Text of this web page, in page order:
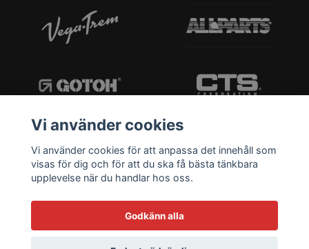
Vi använder cookies
Vi använder cookies för att anpassa det innehåll som
visas för dig och för att du ska få bästa tänkbara
upplevelse när du handlar hos oss.
Godkänn alla